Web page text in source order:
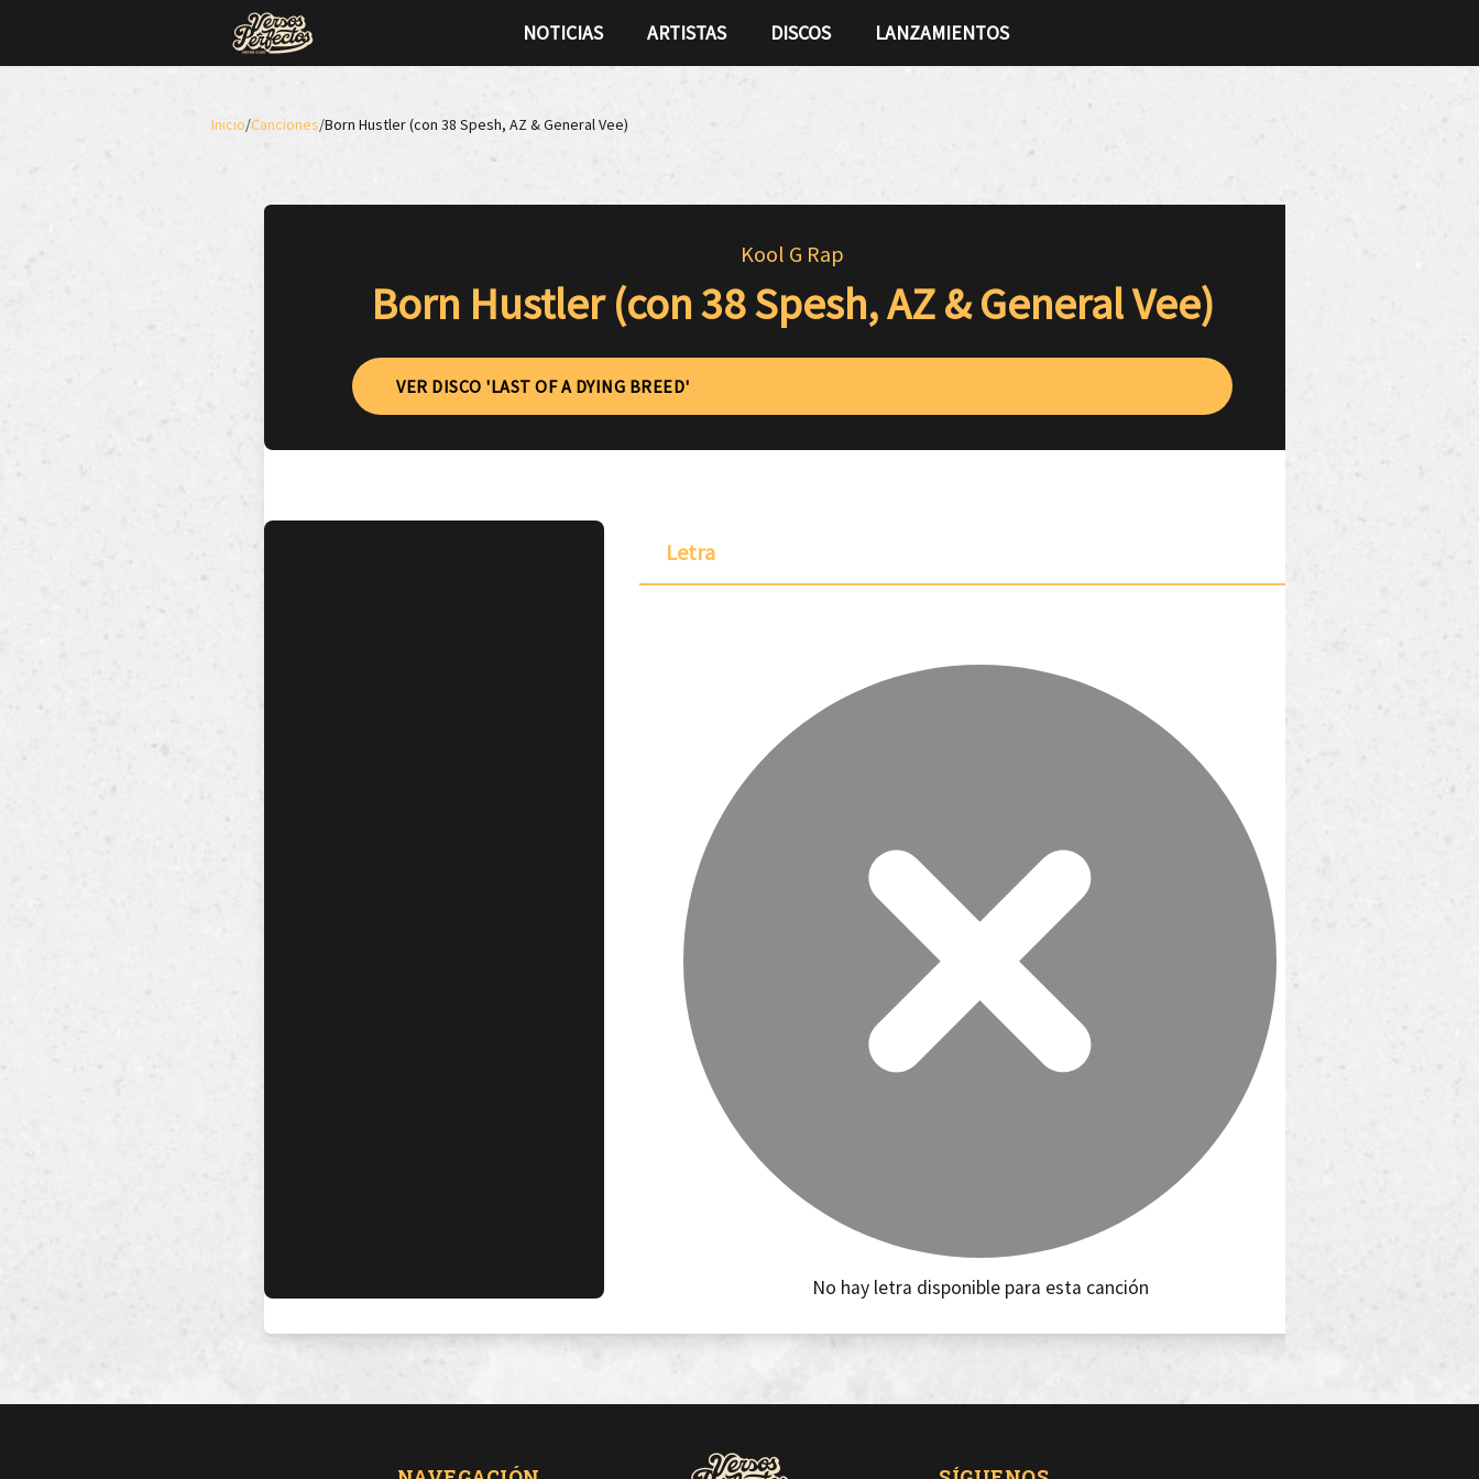
NOTICIAS ARTISTAS DISCOS LANZAMIENTOS
Inicio/Canciones/Born Hustler (con 38 Spesh, AZ & General Vee)
Kool G Rap
Born Hustler (con 38 Spesh, AZ & General Vee)
VER DISCO 'LAST OF A DYING BREED'
Letra
No hay letra disponible para esta canción